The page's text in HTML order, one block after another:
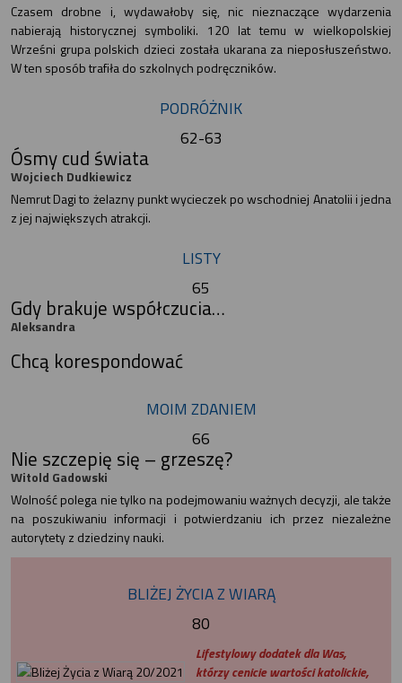
Czasem drobne i, wydawałoby się, nic nieznaczące wydarzenia
nabierają historycznej symboliki. 120 lat temu w wielkopolskiej
Wrześni grupa polskich dzieci została ukarana za nieposłuszeństwo.
W ten sposób trafiła do szkolnych podręczników.
PODRÓŻNIK
62-63
Ósmy cud świata
Wojciech Dudkiewicz
Nemrut Dagi to żelazny punkt wycieczek po wschodniej Anatolii i jedna
z jej największych atrakcji.
LISTY
65
Gdy brakuje współczucia…
Aleksandra
Chcą korespondować
MOIM ZDANIEM
66
Nie szczepię się – grzeszę?
Witold Gadowski
Wolność polega nie tylko na podejmowaniu ważnych decyzji, ale także
na poszukiwaniu informacji i potwierdzaniu ich przez niezależne
autorytety z dziedziny nauki.
BLIŻEJ ŻYCIA Z WIARĄ
80
Lifestylowy dodatek dla Was,
którzy cenicie wartości katolickie,